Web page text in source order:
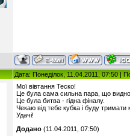
Дата: Понеділок, 11.04.2011, 07:50 |
Мої вівтання Теско!
Це була сама сильна пара, що
Це була битва - гідна фіналу.
Чекаю від тебе кубка і буду тримати
Удачі!
Додано (11.04.2011, 07:50)